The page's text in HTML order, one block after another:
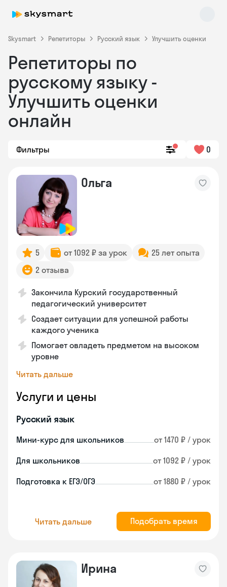
Skysmart Репетиторы Русский язык Улучшить оценки
Репетиторы по
русскому языку -
Улучшить оценки
онлайн
Фильтры 0
Ольга
5 от 1092 ₽ за урок
25 лет опыта
2 отзыва
Закончила Курский государственный
педагогический университет
Создает ситуации для успешной работы
каждого ученика
Помогает овладеть предметом на высоком
уровне
Читать дальше
Услуги и цены
Русский язык
Мини-курс для школьников от 1470 ₽ / урок
Для школьников от 1092 ₽ / урок
Подготовка к ЕГЭ/ОГЭ от 1880 ₽ / урок
Читать дальше Подобрать время
Ирина